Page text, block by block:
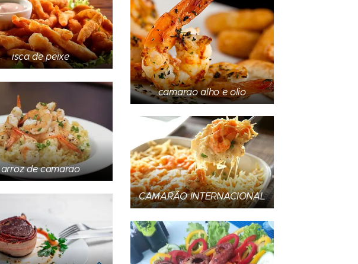
isca de peixe
camarao alho e olio
arroz de camarao
CAMARÃO INTERNACIONAL